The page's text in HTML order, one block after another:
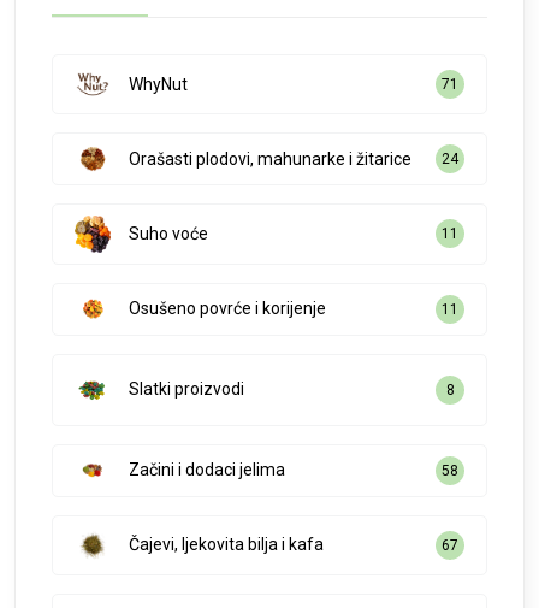
WhyNut 71
Orašasti plodovi, mahunarke i žitarice 24
Suho voće 11
Osušeno povrće i korijenje 11
Slatki proizvodi 8
Začini i dodaci jelima 58
Čajevi, ljekovita bilja i kafa 67